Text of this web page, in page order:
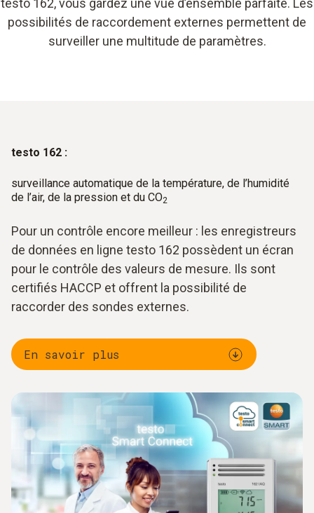
testo 162, vous gardez une vue d’ensemble parfaite. Les
possibilités de raccordement externes permettent de
surveiller une multitude de paramètres.
testo 162 :
surveillance automatique de la température, de l’humidité
de l’air, de la pression et du CO2
Pour un contrôle encore meilleur : les enregistreurs
de données en ligne testo 162 possèdent un écran
pour le contrôle des valeurs de mesure. Ils sont
certifiés HACCP et offrent la possibilité de
raccorder des sondes externes.
En savoir plus